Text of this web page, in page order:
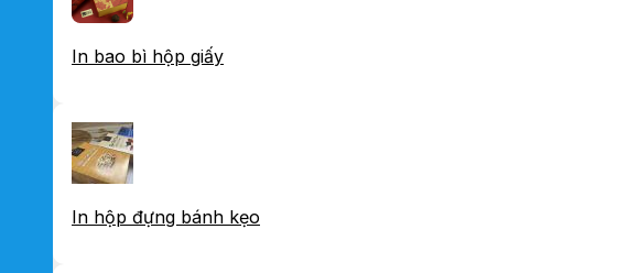
In bao bì hộp giấy
In hộp đựng bánh kẹo